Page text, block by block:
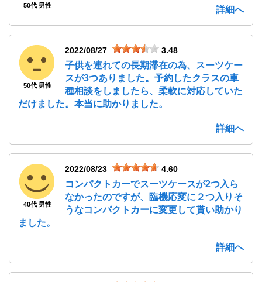
50代 男性 詳細へ
50代 男性
2022/08/27 3.48
子供を連れての長期滞在の為、スーツケー
スが3つありました。予約したクラスの車
種相談をしましたら、柔軟に対応していた
だけました。本当に助かりました。
詳細へ
40代 男性
2022/08/23 4.60
コンパクトカーでスーツケースが2つ入ら
なかったのですが、臨機応変に２つ入りそ
うなコンパクトカーに変更して貰い助かり
ました。
詳細へ